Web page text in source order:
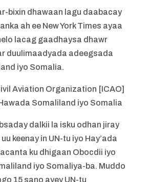
bixin dhawaan lagu daabacay
ah ee New York Times ayaa
lacag gaadhaysa dhawr
duulimaadyada adeegsada
iyo Somalia.
Aviation Organization [ICAO]
Somaliland iyo Somalia
dalkii la isku odhan jiray
keenay in UN-tu iyo Hay’ada
ku dhigaan Obocdii iyo
iyo Somaliya-ba. Muddo
15 sano ayey UN-tu